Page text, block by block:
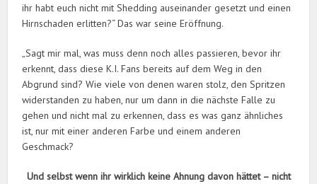
ihr habt euch nicht mit Shedding auseinander gesetzt und einen
Hirnschaden erlitten?“ Das war seine Eröffnung.
„Sagt mir mal, was muss denn noch alles passieren, bevor ihr
erkennt, dass diese K.I. Fans bereits auf dem Weg in den
Abgrund sind? Wie viele von denen waren stolz, den Spritzen
widerstanden zu haben, nur um dann in die nächste Falle zu
gehen und nicht mal zu erkennen, dass es was ganz ähnliches
ist, nur mit einer anderen Farbe und einem anderen
Geschmack?
Und selbst wenn ihr wirklich keine Ahnung davon hättet – nicht